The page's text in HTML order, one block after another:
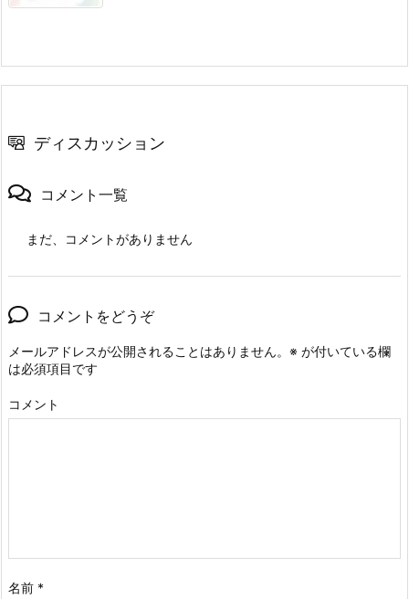
ディスカッション
コメント一覧
まだ、コメントがありません
コメントをどうぞ
メールアドレスが公開されることはありません。 ※ が付いている欄
は必須項目です
コメント
名前 *